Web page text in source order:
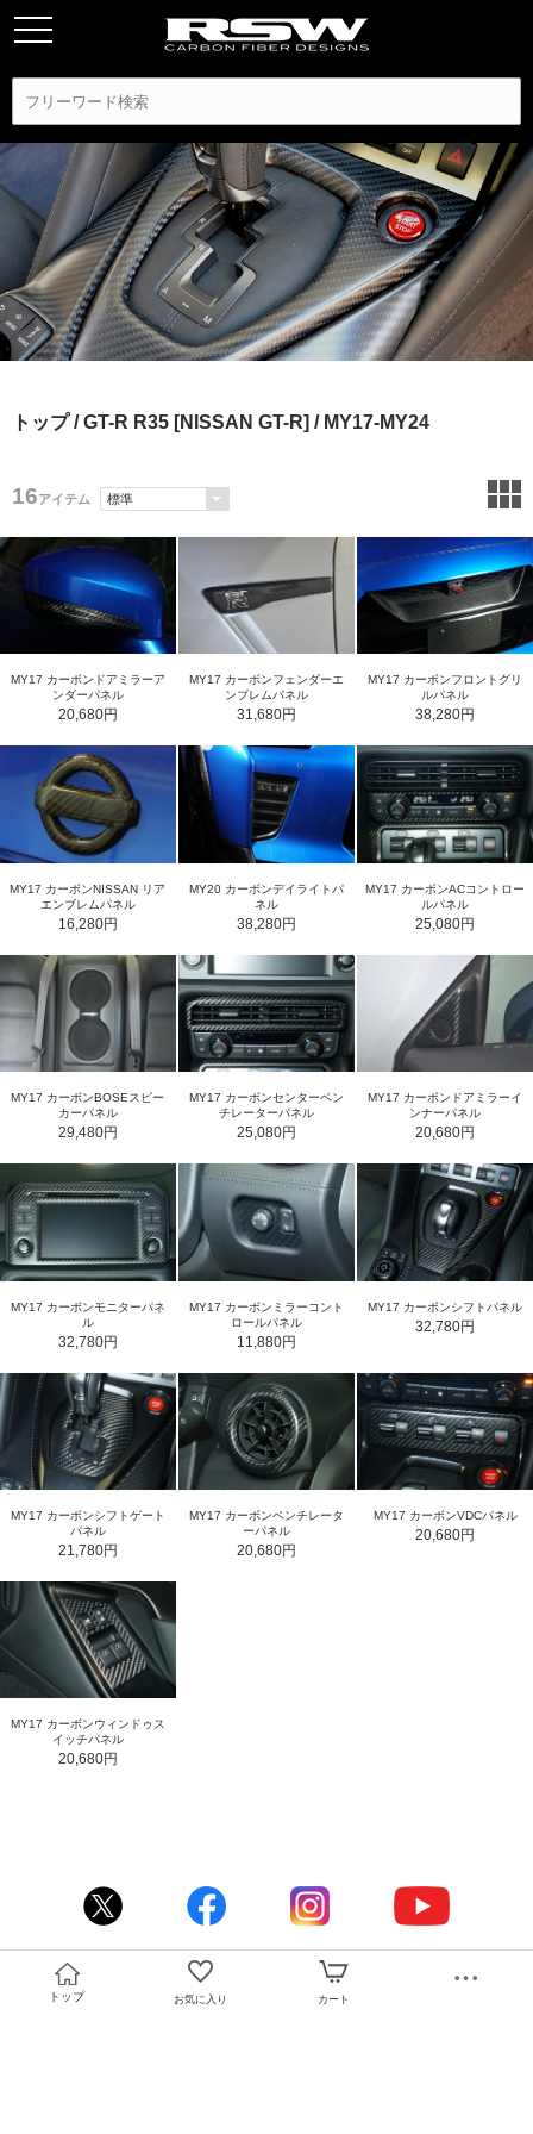
トップ/GT-R R35 [NISSAN GT-R] / MY17-MY24
16アイテム
MY17 カーボンドアミラーア
ンダーパネル
20,680円
MY17 カーボンフェンダーエ
ンブレムパネル
31,680円
MY17 カーボンフロントグリ
ルパネル
38,280円
MY17 カーボンNISSAN リア
エンブレムパネル
16,280円
MY20 カーボンデイライトパ
ネル
38,280円
MY17 カーボンACコントロー
ルパネル
25,080円
MY17 カーボンBOSEスピー
カーパネル
29,480円
MY17 カーボンセンターベン
チレーターパネル
25,080円
MY17 カーボンドアミラーイ
ンナーパネル
20,680円
MY17 カーボンモニターパネ
ル
32,780円
MY17 カーボンミラーコント
ロールパネル
11,880円
MY17 カーボンシフトパネル
32,780円
MY17 カーボンシフトゲート
パネル
21,780円
MY17 カーボンベンチレータ
ーパネル
20,680円
MY17 カーボンVDCパネル
20,680円
MY17 カーボンウィンドゥス
イッチパネル
20,680円
トップ お気に入り カート